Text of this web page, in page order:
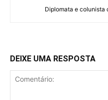
Diplomata e colunista
DEIXE UMA RESPOSTA